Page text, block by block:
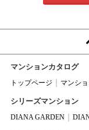
マンションカタログ
トップページ マンシ
シリーズマンション
DIANA GARDEN